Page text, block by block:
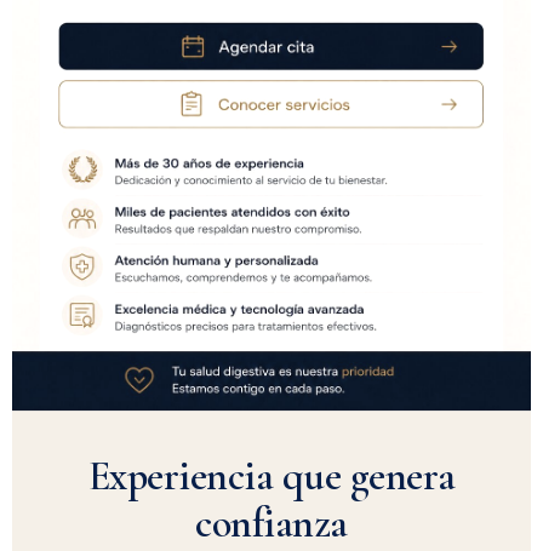
Experiencia que genera
confianza